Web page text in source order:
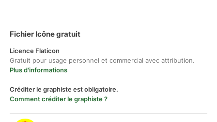
Fichier Icône gratuit
Licence Flaticon
Gratuit pour usage personnel et commercial avec attribution.
Plus d'informations
Créditer le graphiste est obligatoire.
Comment créditer le graphiste ?